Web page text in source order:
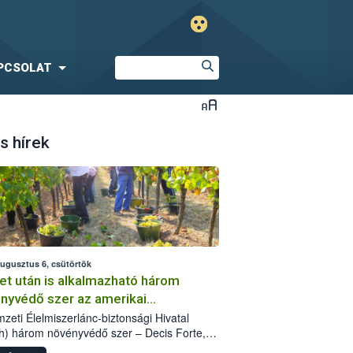
hírek
6, csütörtök
után is alkalmazható három
szer az amerikai
ellen
Élelmiszerlánc-biztonsági Hivatal
három növényvédő szer – Decis Forte,
24 EW, Oroganic – engedélyokiratát